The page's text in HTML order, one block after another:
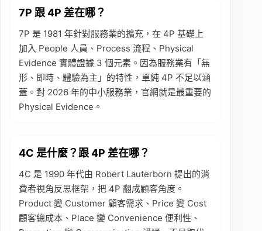
7P 跟 4P 差在哪？
7P 是 1981 年針對服務業的擴充，在 4P 基礎上
加入 People 人員、Process 流程、Physical
Evidence 實體證據 3 個元素。因為服務業有「無
形、即時、體驗為主」的特性，單純 4P 不足以涵
蓋。對 2026 年的中小服務業，官網就是最重要的
Physical Evidence。
4C 是什麼？跟 4P 差在哪？
4C 是 1990 年代由 Robert Lauterborn 提出的消
費者視角反思框架，把 4P 翻成顧客角度。
Product 變 Customer 顧客需求、Price 變 Cost
顧客總成本、Place 變 Convenience 便利性、